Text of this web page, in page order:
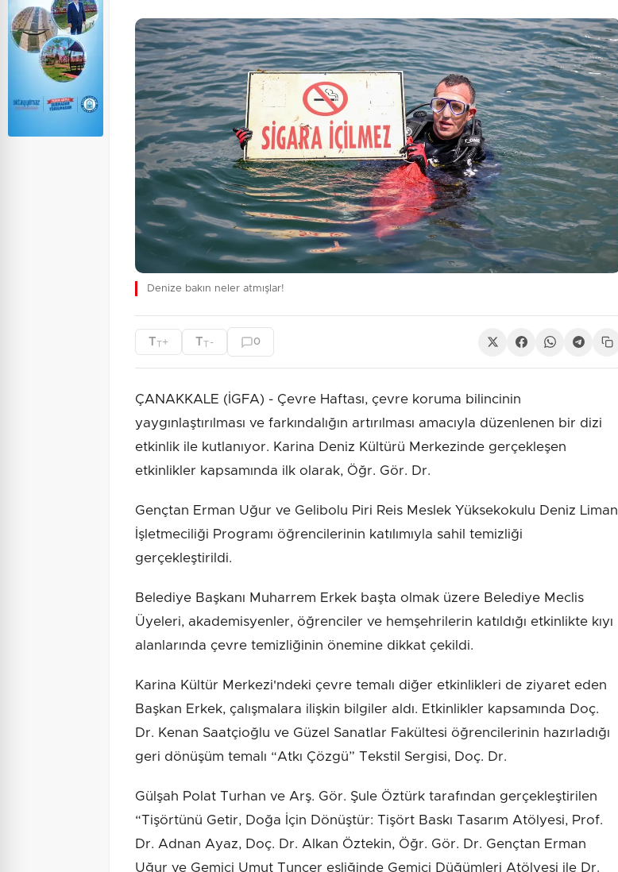
Denize bakın neler atmışlar!
TT+ TT - 0
ÇANAKKALE (İGFA) - Çevre Haftası, çevre koruma bilincinin
yaygınlaştırılması ve farkındalığın artırılması amacıyla düzenlenen bir dizi
etkinlik ile kutlanıyor. Karina Deniz Kültürü Merkezinde gerçekleşen
etkinlikler kapsamında ilk olarak, Öğr. Gör. Dr.
Gençtan Erman Uğur ve Gelibolu Piri Reis Meslek Yüksekokulu Deniz Liman
İşletmeciliği Programı öğrencilerinin katılımıyla sahil temizliği
gerçekleştirildi.
Belediye Başkanı Muharrem Erkek başta olmak üzere Belediye Meclis
Üyeleri, akademisyenler, öğrenciler ve hemşehrilerin katıldığı etkinlikte kıyı
alanlarında çevre temizliğinin önemine dikkat çekildi.
Karina Kültür Merkezi'ndeki çevre temalı diğer etkinlikleri de ziyaret eden
Başkan Erkek, çalışmalara ilişkin bilgiler aldı. Etkinlikler kapsamında Doç.
Dr. Kenan Saatçioğlu ve Güzel Sanatlar Fakültesi öğrencilerinin hazırladığı
geri dönüşüm temalı “Atkı Çözgü” Tekstil Sergisi, Doç. Dr.
Gülşah Polat Turhan ve Arş. Gör. Şule Öztürk tarafından gerçekleştirilen
“Tişörtünü Getir, Doğa İçin Dönüştür: Tişört Baskı Tasarım Atölyesi, Prof.
Dr. Adnan Ayaz, Doç. Dr. Alkan Öztekin, Öğr. Gör. Dr. Gençtan Erman
Uğur ve Gemici Umut Tunçer eşliğinde Gemici Düğümleri Atölyesi ile Dr.